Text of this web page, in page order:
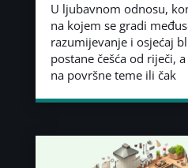
U ljubavnom odnosu,
na kojem se gradi
razumijevanje i osjećaj
postane češća od riječi,
na površne teme ili čak